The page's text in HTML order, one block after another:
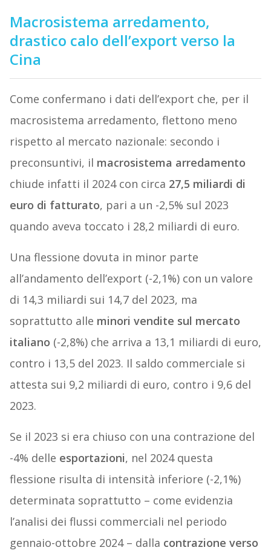
Macrosistema arredamento,
drastico calo dell’export verso la
Cina
Come confermano i dati dell’export che, per il
macrosistema arredamento, flettono meno
rispetto al mercato nazionale: secondo i
preconsuntivi, il macrosistema arredamento
chiude infatti il 2024 con circa 27,5 miliardi di
euro di fatturato, pari a un -2,5% sul 2023
quando aveva toccato i 28,2 miliardi di euro.
Una flessione dovuta in minor parte
all’andamento dell’export (-2,1%) con un valore
di 14,3 miliardi sui 14,7 del 2023, ma
soprattutto alle minori vendite sul mercato
italiano (-2,8%) che arriva a 13,1 miliardi di euro,
contro i 13,5 del 2023. Il saldo commerciale si
attesta sui 9,2 miliardi di euro, contro i 9,6 del
2023.
Se il 2023 si era chiuso con una contrazione del
-4% delle esportazioni, nel 2024 questa
flessione risulta di intensità inferiore (-2,1%)
determinata soprattutto – come evidenzia
l’analisi dei flussi commerciali nel periodo
gennaio-ottobre 2024 – dalla contrazione verso